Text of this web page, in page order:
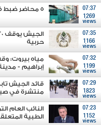
07:37
1269
views
5 محاضر ضبط في حق أصحاب مولدات مخالفين
07:35
1166
views
حربية
07:32
1199
views
مياه بيروت:
إبراهيم -
07:29
1823
views
قائد الجيش
منتشرة في
07:23
1152
views
النائب العام
الطبية